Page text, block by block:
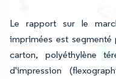
Le rapport sur le
imprimées est
carton, polyéthylène
d'impression